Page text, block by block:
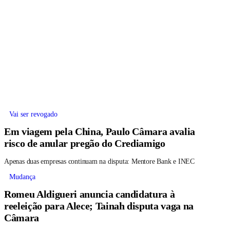
Vai ser revogado
Em viagem pela China, Paulo Câmara avalia
risco de anular pregão do Crediamigo
Apenas duas empresas continuam na disputa: Mentore Bank e INEC
Mudança
Romeu Aldigueri anuncia candidatura à
reeleição para Alece; Tainah disputa vaga na
Câmara